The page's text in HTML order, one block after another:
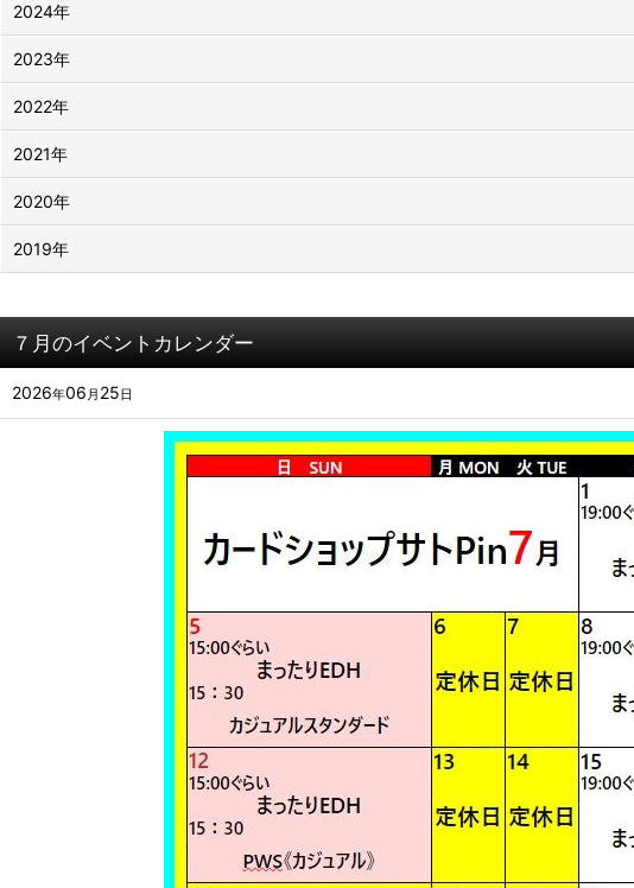
７月のイベントカレンダー
2026年06 月 25 日
2024年
2023年
2022年
2021年
2020年
2019年